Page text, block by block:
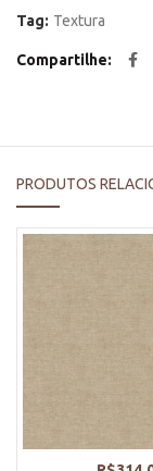
Tag: Textura
Compartilhe
PRODUTOS